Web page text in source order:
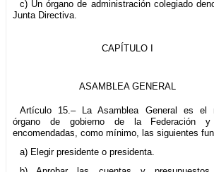
c) Un órgano de administración colegiado
Junta Directiva.
CAPÍTULO I
ASAMBLEA GENERAL
Artículo 15.– La Asamblea General es el
órgano de gobierno de la Federación y
encomendadas, como mínimo, las siguientes
a) Elegir presidente o presidenta.